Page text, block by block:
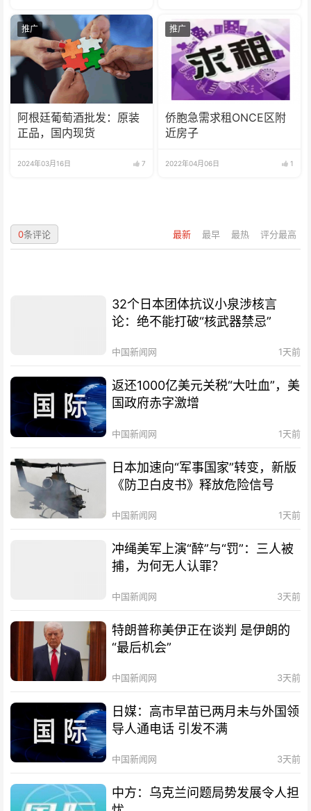
推广
阿根廷葡萄酒批发：原装
正品，国内现货
2024年03月16日 7
推广
侨胞急需求租ONCE区附
近房子
2022年04月06日 1
最新 最早 最热 评分最高
0条评论
32个日本团体抗议小泉涉核言
论：绝不能打破“核武器禁忌”
中国新闻网 1天前
返还1000亿美元关税“大吐血”，美
国政府赤字激增
中国新闻网 1天前
日本加速向“军事国家”转变，新版
《防卫白皮书》释放危险信号
中国新闻网 1天前
冲绳美军上演“醉”与“罚”：三人被
捕，为何无人认罪？
中国新闻网 3天前
特朗普称美伊正在谈判 是伊朗的
“最后机会”
中国新闻网 3天前
日媒：高市早苗已两月未与外国领
导人通电话 引发不满
中国新闻网 3天前
中方：乌克兰问题局势发展令人担